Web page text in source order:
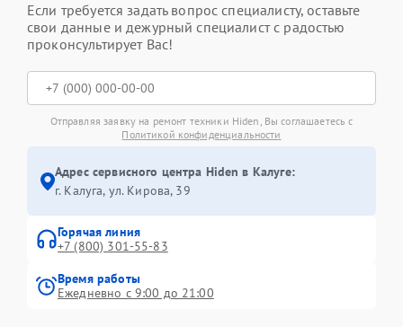
Если требуется задать вопрос специалисту, оставьте
свои данные и дежурный специалист с радостью
проконсультирует Вас!
Отправляя заявку на ремонт техники Hiden, Вы соглашаетесь с
Политикой конфиденциальности
Адрес сервисного центра Hiden в Калуге:
г. Калуга, ул. Кирова, 39
Горячая линия
+7 (800) 301-55-83
Время работы
Ежедневно с 9:00 до 21:00